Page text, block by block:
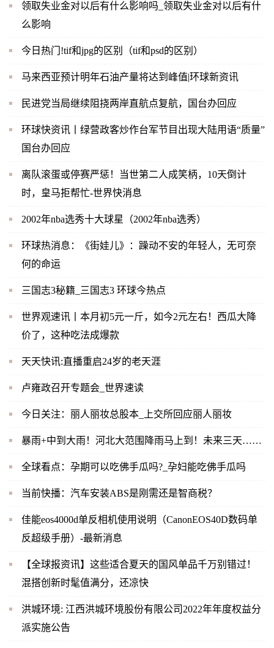
领取失业金对以后有什么影响吗_领取失业金对以后有什
么影响
今日热门!tif和jpg的区别（tif和psd的区别）
马来西亚预计明年石油产量将达到峰值|环球新资讯
民进党当局继续阻挠两岸直航点复航，国台办回应
环球快资讯丨绿营政客炒作台军节目出现大陆用语“质量”
国台办回应
离队滚蛋或停赛严惩！当世第二人成笑柄，10天倒计
时，皇马拒帮忙-世界快消息
2002年nba选秀十大球星（2002年nba选秀）
环球热消息：《街娃儿》：躁动不安的年轻人，无可奈
何的命运
三国志3秘籍_三国志3 环球今热点
世界观速讯丨本月初5元一斤，如今2元左右！西瓜大降
价了，这种吃法成爆款
天天快讯:直播重启24岁的老天涯
卢雍政召开专题会_世界速读
今日关注：丽人丽妆总股本_上交所回应丽人丽妆
暴雨+中到大雨！河北大范围降雨马上到！未来三天……
全球看点：孕期可以吃佛手瓜吗?_孕妇能吃佛手瓜吗
当前快播：汽车安装ABS是刚需还是智商税？
佳能eos4000d单反相机使用说明（CanonEOS40D数码单
反超级手册）-最新消息
【全球报资讯】这些适合夏天的国风单品千万别错过！
混搭创新时髦值满分，还凉快
洪城环境: 江西洪城环境股份有限公司2022年年度权益分
派实施公告